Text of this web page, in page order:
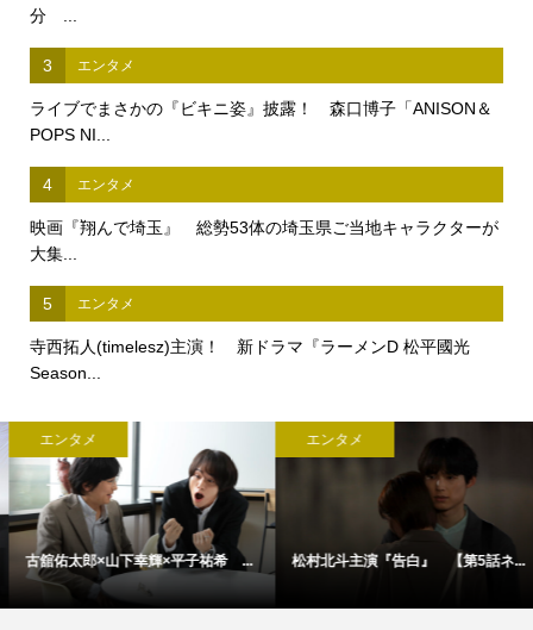
分 ...
3 エンタメ
ライブでまさかの『ビキニ姿』披露！ 森口博子「ANISON＆
POPS NI...
4 エンタメ
映画『翔んで埼玉』 総勢53体の埼玉県ご当地キャラクターが
大集...
5 エンタメ
寺西拓人(timelesz)主演！ 新ドラマ『ラーメンD 松平國光
Season...
エンタメ
古舘佑太郎×山下幸輝×平子祐希 ...
エンタメ
松村北斗主演『告白』 【第5話ネ...